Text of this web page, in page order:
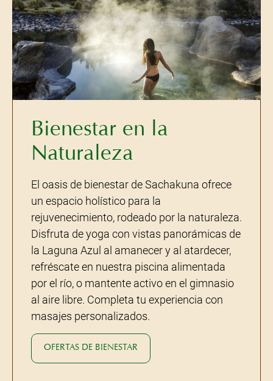
Bienestar en la
Naturaleza
El oasis de bienestar de Sachakuna ofrece
un espacio holístico para la
rejuvenecimiento, rodeado por la naturaleza.
Disfruta de yoga con vistas panorámicas de
la Laguna Azul al amanecer y al atardecer,
refréscate en nuestra piscina alimentada
por el río, o mantente activo en el gimnasio
al aire libre. Completa tu experiencia con
masajes personalizados.
OFERTAS DE BIENESTAR